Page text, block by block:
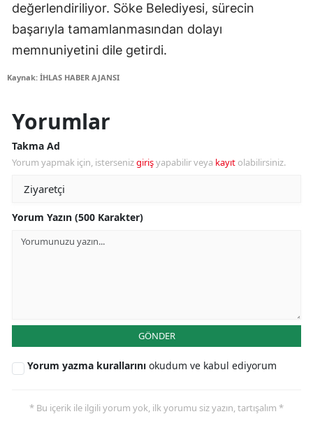
değerlendiriliyor. Söke Belediyesi, sürecin
başarıyla tamamlanmasından dolayı
memnuniyetini dile getirdi.
Kaynak: İHLAS HABER AJANSI
Yorumlar
Takma Ad
Yorum yapmak için, istersenizgirişyapabilir veya kayıt olabilirsiniz.
Yorum Yazın (500 Karakter)
GÖNDER
Yorum yazma kurallarını okudum ve kabul ediyorum
* Bu içerik ile ilgili yorum yok, ilk yorumu siz yazın, tartışalım *